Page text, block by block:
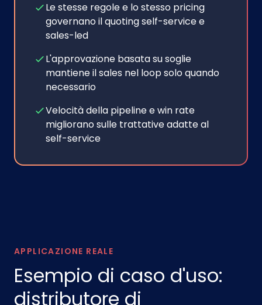
Le stesse regole e lo stesso pricing
governano il quoting self-service e
sales-led
L'approvazione basata su soglie
mantiene il sales nel loop solo quando
necessario
Velocità della pipeline e win rate
migliorano sulle trattative adatte al
self-service
APPLICAZIONE REALE
Esempio di caso d'uso:
distributore di